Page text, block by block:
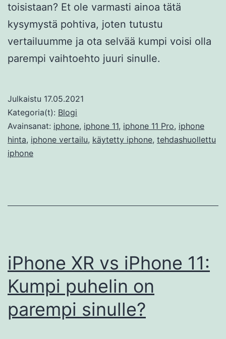
toisistaan? Et ole varmasti ainoa tätä
kysymystä pohtiva, joten tutustu
vertailuumme ja ota selvää kumpi voisi olla
parempi vaihtoehto juuri sinulle.
Julkaistu 17.05.2021
Kategoria(t): Blogi
Avainsanat: iphone, iphone 11, iphone 11 Pro, iphone
hinta, iphone vertailu, käytetty iphone, tehdashuollettu
iphone
iPhone XR vs iPhone 11:
Kumpi puhelin on
parempi sinulle?